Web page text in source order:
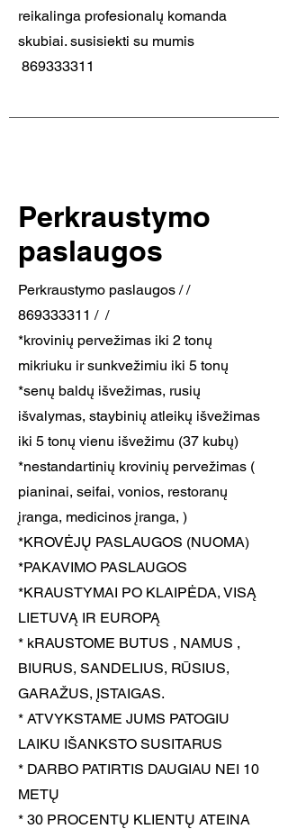
reikalinga profesionalų komanda
skubiai. susisiekti su mumis
869333311
Perkraustymo
paslaugos
Perkraustymo paslaugos / /
869333311 / /
*krovinių pervežimas iki 2 tonų
mikriuku ir sunkvežimiu iki 5 tonų
*senų baldų išvežimas, rusių
išvalymas, staybinių atleikų išvežimas
iki 5 tonų vienu išvežimu (37 kubų)
*nestandartinių krovinių pervežimas (
pianinai, seifai, vonios, restoranų
įranga, medicinos įranga, )
*KROVĖJŲ PASLAUGOS (NUOMA)
*PAKAVIMO PASLAUGOS
*KRAUSTYMAI PO KLAIPĖDA, VISĄ
LIETUVĄ IR EUROPĄ
* kRAUSTOME BUTUS , NAMUS ,
BIURUS, SANDELIUS, RŪSIUS,
GARAŽUS, ĮSTAIGAS.
* ATVYKSTAME JUMS PATOGIU
LAIKU IŠANKSTO SUSITARUS
* DARBO PATIRTIS DAUGIAU NEI 10
METŲ
* 30 PROCENTŲ KLIENTŲ ATEINA